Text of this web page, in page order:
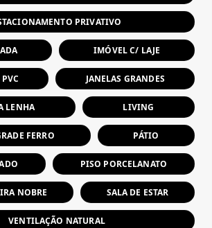
PRIVATIVO
IMÓVEL C/ LAJE
JANELAS GRANDES
LENHA LIVING
FERRO PÁTIO
PISO PORCELANATO
NOBRE SALA DE ESTAR
VENTILAÇÃO NATURAL